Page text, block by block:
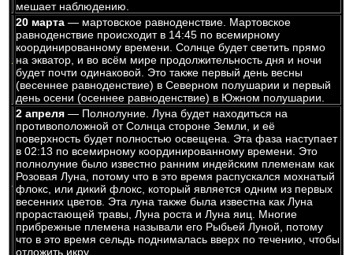
мешает наблюдению.
20 марта— мартовское равноденствие. Мартовское
равноденствие происходит в 14:45 по всемирному
координированному времени. Солнце будет светить прямо
на экватор, и во всём мире продолжительность дня и ночи
будет почти одинаковой. Это также первый день весны
(весеннее равноденствие) в Северном полушарии и первый
день осени (осеннее равноденствие) в Южном полушарии.
2 апреля— Полнолуние. Луна будет находиться на
противоположной от Солнца стороне Земли, и её
поверхность будет полностью освещена. Эта фаза наступает
в 02:13 по всемирному координированному времени. Это
полнолуние было известно ранним индейским племенам как
Розовая Луна, потому что в это время распускался мохнатый
флокс, или дикий флокс, который является одним из первых
весенних цветов. Эта луна также была известна как Луна
прорастающей травы, Луна роста и Луна яиц. Многие
прибрежные племена называли его Рыбьей Луной, потому
что в это время сельдь поднималась вверх по течению, чтобы
отложить икру.